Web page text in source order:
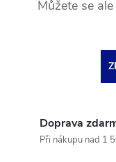
Můžete se
Doprava
Při nákupu nad 1